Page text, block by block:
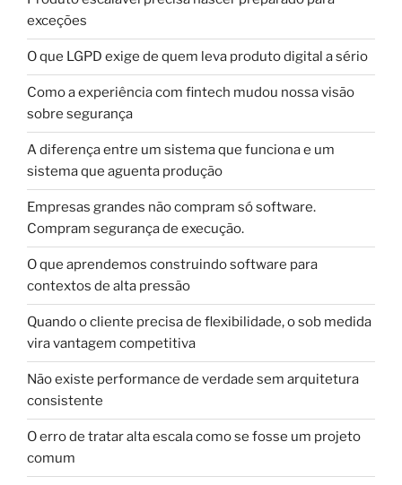
exceções
O que LGPD exige de quem leva produto digital a sério
Como a experiência com fintech mudou nossa visão
sobre segurança
A diferença entre um sistema que funciona e um
sistema que aguenta produção
Empresas grandes não compram só software.
Compram segurança de execução.
O que aprendemos construindo software para
contextos de alta pressão
Quando o cliente precisa de flexibilidade, o sob medida
vira vantagem competitiva
Não existe performance de verdade sem arquitetura
consistente
O erro de tratar alta escala como se fosse um projeto
comum